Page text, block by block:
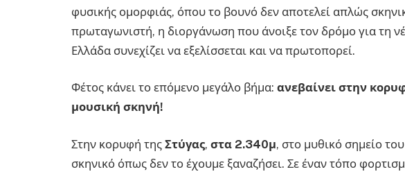
φυσικής ομορφιάς, όπου το βουνό δεν αποτελεί απλώς
πρωταγωνιστή, η διοργάνωση που άνοιξε τον δρόμο για τη
Ελλάδα συνεχίζει να εξελίσσεται και να πρωτοπορεί.
Φέτος κάνει το επόμενο μεγάλο βήμα: ανεβαίνει στην
μουσική σκηνή!
Στην κορυφή της Στύγας, στα 2.340μ, στο μυθικό σημείο
σκηνικό όπως δεν το έχουμε ξαναζήσει. Σε έναν τόπο